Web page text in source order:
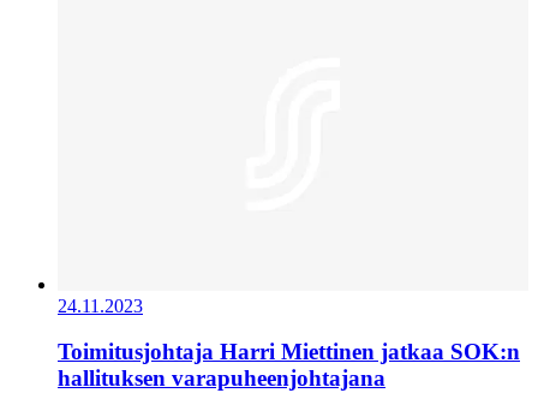
24.11.2023
Toimitusjohtaja Harri Miettinen jatkaa SOK:n
hallituksen varapuheenjohtajana